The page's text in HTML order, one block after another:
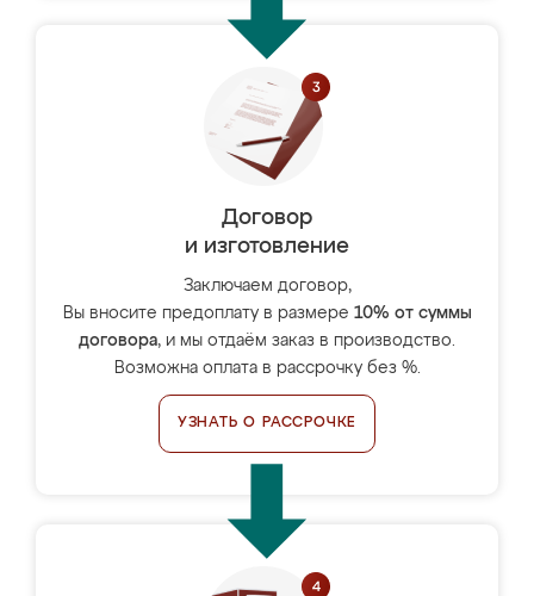
Договор
и изготовление
Заключаем договор,
Вы вносите предоплату в размере 10% от суммы
договора, и мы отдаём заказ в производство.
Возможна оплата в рассрочку без %.
УЗНАТЬ О РАССРОЧКЕ